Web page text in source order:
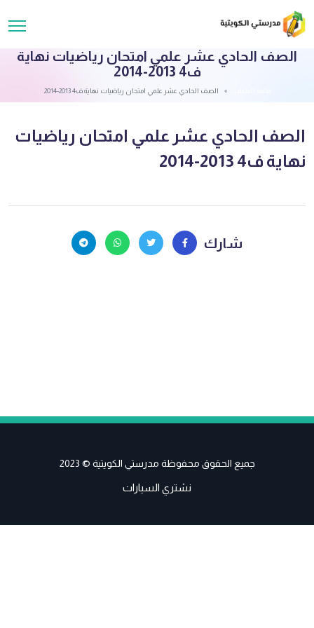
الصف الحادي عشر علمي امتحان رياضيات نهاية
ف4 2013-2014
الصف الحادي عشر علمي امتحان رياضيات نهاية ف4 2013-2014
الصف الحادي عشر علمي امتحان رياضيات
نهاية ف4 2013-2014
شارك
جميع الحقوق محفوظة مدرستي الكويتية © 2023
نشتري السيارات